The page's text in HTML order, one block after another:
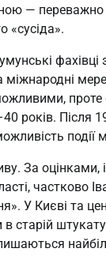
— переважно
«сусіда».
років. Після
За
частково
У Києві та